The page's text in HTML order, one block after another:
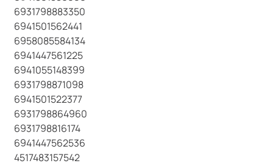
6931798883350
6941501562441
6958085584134
6941447561225
6941055148399
6931798871098
6941501522377
6931798864960
6931798816174
6941447562536
4517483157542